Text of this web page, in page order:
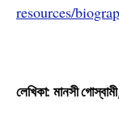
resources/
লেখিকা: মানসী গোস্বামী